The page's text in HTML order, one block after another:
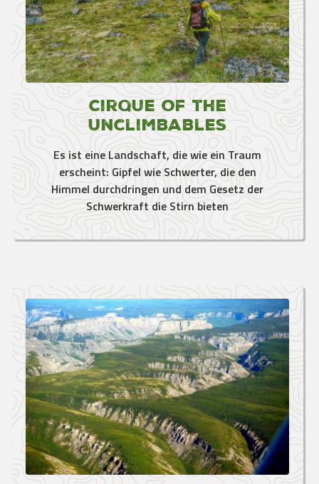
Cirque of the
Unclimbables
Es ist eine Landschaft, die wie ein Traum
erscheint: Gipfel wie Schwerter, die den
Himmel durchdringen und dem Gesetz der
Schwerkraft die Stirn bieten